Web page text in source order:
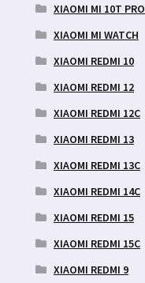
XIAOMI MI 10T PRO
XIAOMI MI WATCH
XIAOMI REDMI 10
XIAOMI REDMI 12
XIAOMI REDMI 12C
XIAOMI REDMI 13
XIAOMI REDMI 13C
XIAOMI REDMI 14C
XIAOMI REDMI 15
XIAOMI REDMI 15C
XIAOMI REDMI 9